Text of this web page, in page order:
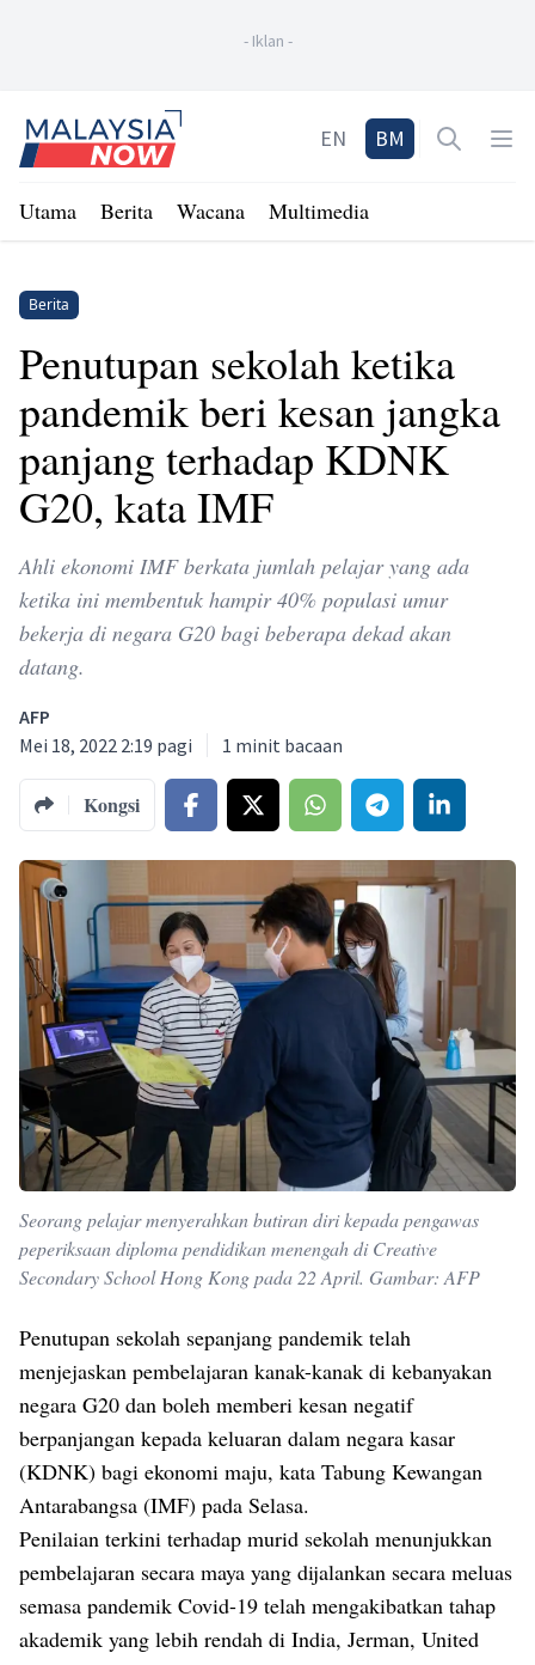
- Iklan -
Home
EN BM Open
Utama Berita Wacana Multimedia
Berita
Penutupan sekolah ketika
pandemik beri kesan jangka
panjang terhadap KDNK
G20, kata IMF
Ahli ekonomi IMF berkata jumlah pelajar yang ada
ketika ini membentuk hampir 40% populasi umur
bekerja di negara G20 bagi beberapa dekad akan
datang.
AFP
Mei 18, 2022 2:19 pagi
1 minit bacaan
Kongsi
Seorang pelajar menyerahkan butiran diri kepada pengawas
peperiksaan diploma pendidikan menengah di Creative
Secondary School Hong Kong pada 22 April. Gambar: AFP
Penutupan sekolah sepanjang pandemik telah
menjejaskan pembelajaran kanak-kanak di kebanyakan
negara G20 dan boleh memberi kesan negatif
berpanjangan kepada keluaran dalam negara kasar
(KDNK) bagi ekonomi maju, kata Tabung Kewangan
Antarabangsa (IMF) pada Selasa.
Penilaian terkini terhadap murid sekolah menunjukkan
pembelajaran secara maya yang dijalankan secara meluas
semasa pandemik Covid-19 telah mengakibatkan tahap
akademik yang lebih rendah di India, Jerman, United